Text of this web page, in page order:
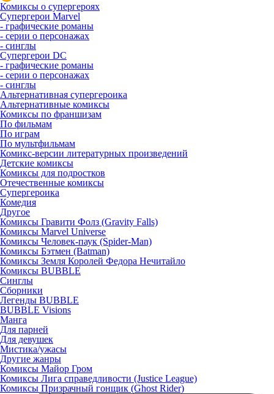
Комиксы о супергероях
Супергерои Marvel
- графические романы
- серии о персонажах
- синглы
Супергерои DC
- графические романы
- серии о персонажах
- синглы
Альтернативная супергероика
Альтернативные комиксы
Комиксы по франшизам
По фильмам
По играм
По мультфильмам
Комикс-версии литературных произведений
Детские комиксы
Комиксы для подростков
Отечественные комиксы
Супергероика
Комедия
Другое
Комиксы Гравити Фолз (Gravity Falls)
Комиксы Marvel Universe
Комиксы Человек-паук (Spider-Man)
Комиксы Бэтмен (Batman)
Комиксы Земля Королей Федора Нечитайло
Комиксы BUBBLE
Синглы
Сборники
Легенды BUBBLE
BUBBLE Visions
Манга
Для парней
Для девушек
Мистика/ужасы
Другие жанры
Комиксы Майор Гром
Комиксы Лига справедливости (Justice League)
Комиксы Призрачный гонщик (Ghost Rider)